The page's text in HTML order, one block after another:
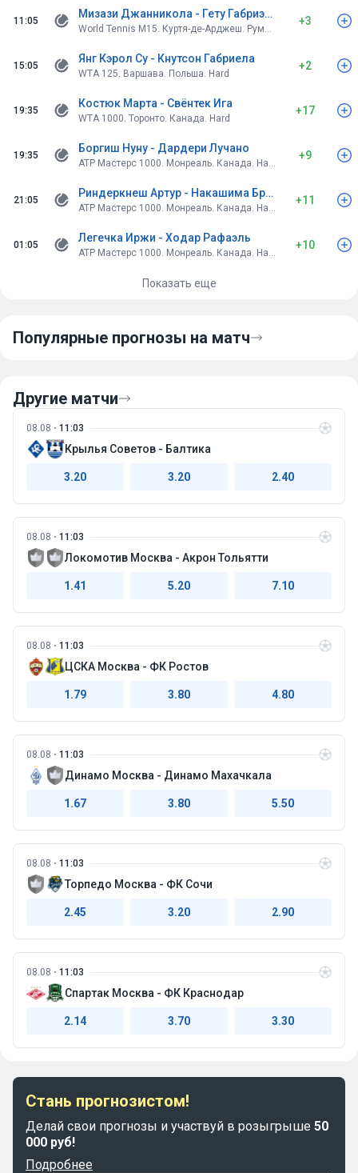
11:05
Мизази Джанникола - Гету Габриэль
World Tennis M15. Куртя-де-Арджеш. Румыния. Clay
+3
15:05
Янг Кэрол Су - Кнутсон Габриела
WTA 125. Варшава. Польша. Hard
+2
19:35
Костюк Марта - Свёнтек Ига
WTA 1000. Торонто. Канада. Hard
+17
19:35
Боргиш Нуну - Дардери Лучано
ATP Мастерс 1000. Монреаль. Канада. Hard
+9
21:05
Риндеркнеш Артур - Накашима Брэндон
ATP Мастерс 1000. Монреаль. Канада. Hard
+11
01:05
Легечка Иржи - Ходар Рафаэль
ATP Мастерс 1000. Монреаль. Канада. Hard
+10
Показать еще
Популярные прогнозы на матч
Другие матчи
08.08 11:03
Крылья Советов - Балтика
3.20 3.20 2.40
08.08 11:03
Локомотив Москва - Акрон Тольятти
1.41 5.20 7.10
08.08 11:03
ЦСКА Москва - ФК Ростов
1.79 3.80 4.80
08.08 11:03
Динамо Москва - Динамо Махачкала
1.67 3.80 5.50
08.08 11:03
Торпедо Москва - ФК Сочи
2.45 3.20 2.90
08.08 11:03
Спартак Москва - ФК Краснодар
2.14 3.70 3.30
Стань прогнозистом!
Делай свои прогнозы и участвуй в розыгрыше 50
000 руб!
Подробнее